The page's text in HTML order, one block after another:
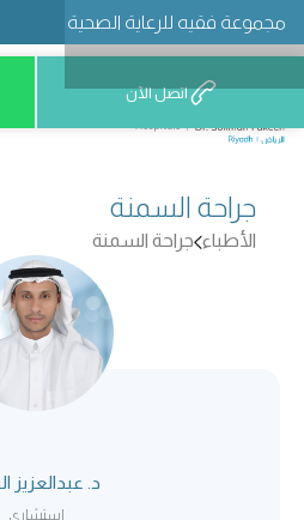
مجموعة فقيه للرعاية الصحية
اتصل الآن
جراحة السمنة
الأطباء جراحة السمنة
د. عبدالعزيز
استشاري